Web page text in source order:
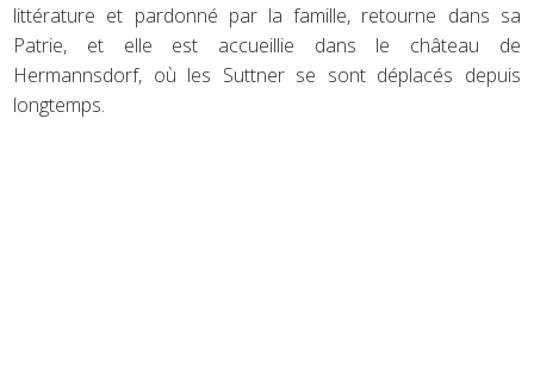
littérature et pardonné par la famille, retourne dans sa
Patrie, et elle est accueillie dans le château de
Hermannsdorf, où les Suttner se sont déplacés depuis
longtemps.